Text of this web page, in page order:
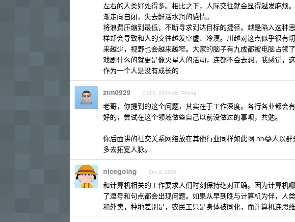
左右的人类好处得多。相比之下，人际交往就会显得越发麻烦
渐走向自闭，失去鲜活水润的感情。
将浪费压缩到最低，不断寻求到达目标的捷径。越是陷入这种
样却会导致和人的交往越发空虚、冷漠。川越对这点似乎很有
来越少，视野也会越来越窄。大家的脑子有九成都被电脑占领
戏剧什么的就更是像火星人的活动，连都不会去想。我感觉，
作为一个人是没有成长的
ztm0929 Oct 6, 2024 via iPhone
老哥，你提到的这个问题，其实在于工作深度。各行各业都会
好的，尝试在这个领域做些自己以前没做过的事呗，共勉。
你后面讲的社交关系网络放在其他行业同样如此啊 hh😂人以
多去拓宽人脉。
nicegoing Oct 6, 2024
和计算机相关的工作要求人们时刻保持绝对正确。因为计算机
了逗号和句点都会出现问题。如果从早到晚与计算机为伴，人
和外卖，种地差别是，农民工只是身体被同化，而计算机连思